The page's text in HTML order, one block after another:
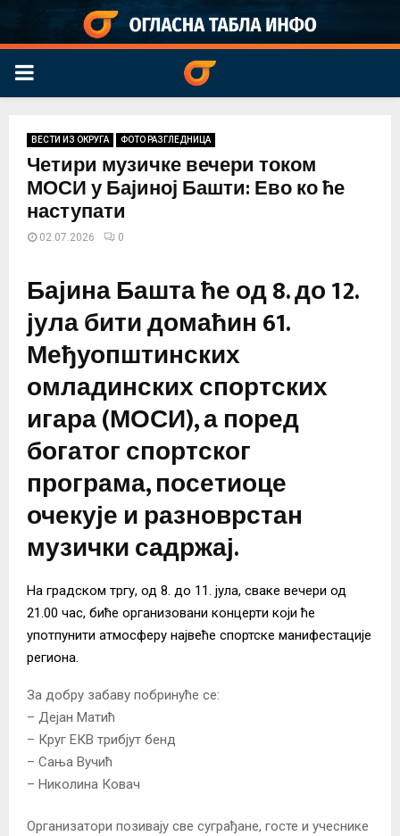
PRIMARY
ВЕСТИ ИЗ ОКРУГА ФОТО РАЗГЛЕДНИЦА
Четири музичке вечери током
МОСИ у Бајиној Башти: Ево ко ће
наступати
02.07.2026 0
Бајина Башта ће од 8. до 12.
јула бити домаћин 61.
Међуопштинских
омладинских спортских
игара (МОСИ), а поред
богатог спортског
програма, посетиоце
очекује и разноврстан
музички садржај.
На градском тргу, од 8. до 11. јула, сваке вечери од
21.00 час, биће организовани концерти који ће
употпунити атмосферу највеће спортске манифестације
региона.
За добру забаву побринуће се:
– Дејан Матић
– Круг ЕКВ трибјут бенд
– Сања Вучић
– Николина Ковач
Организатори позивају све суграђане, госте и учеснике